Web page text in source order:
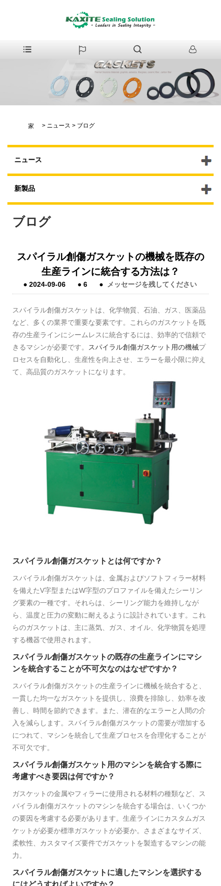
家 > ニュース > ブログ
ニュース
新製品
ブログ
スパイラル創傷ガスケットの機械を既存の
生産ラインに統合する方法は？
●2024-09-06 ●6 ● メッセージを残してください
スパイラル創傷ガスケットは、化学物質、石油、ガス、医薬品
など、多くの業界で重要な要素です。これらのガスケットを既
存の生産ラインにシームレスに統合するには、効率的で信頼で
きるマシンが必要です。
スパイラル創傷ガスケット用の機械プ
ロセスを自動化し、生産性を向上させ、エラーを最小限に抑え
て、高品質のガスケットになります。
スパイラル創傷ガスケットとは何ですか？
スパイラル創傷ガスケットは、金属およびソフトフィラー材料
を備えたV字型またはW字型のプロファイルを備えたシーリン
グ要素の一種です。それらは、シーリング能力を維持しなが
ら、温度と圧力の変動に耐えるように設計されています。これ
らのガスケットは、主に蒸気、ガス、オイル、化学物質を処理
する機器で使用されます。
スパイラル創傷ガスケットの既存の生産ラインにマシ
ンを統合することが不可欠なのはなぜですか？
スパイラル創傷ガスケットの生産ラインに機械を統合すると、
一貫した均一なガスケットを提供し、浪費を排除し、効率を改
善し、時間を節約できます。また、潜在的なエラーと人間の介
入を減らします。スパイラル創傷ガスケットの需要が増加する
につれて、マシンを統合して生産プロセスを合理化することが
不可欠です。
スパイラル創傷ガスケット用のマシンを統合する際に
考慮すべき要因は何ですか？
ガスケットの金属やフィラーに使用される材料の種類など、ス
パイラル創傷ガスケットのマシンを統合する場合は、いくつか
の要因を考慮する必要があります。生産ラインにカスタムガス
ケットが必要か標準ガスケットが必要か。さまざまなサイズ、
柔軟性、カスタマイズ要件でガスケットを製造するマシンの能
力。
スパイラル創傷ガスケットに適したマシンを選択する